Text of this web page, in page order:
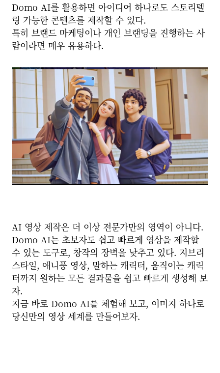
Domo AI를 활용하면 아이디어 하나로도 스토리텔
링 가능한 콘텐츠를 제작할 수 있다.
특히 브랜드 마케팅이나 개인 브랜딩을 진행하는 사
람이라면 매우 유용하다.
AI 영상 제작은 더 이상 전문가만의 영역이 아니다.
Domo AI는 초보자도 쉽고 빠르게 영상을 제작할
수 있는 도구로, 창작의 장벽을 낮추고 있다. 지브리
스타일, 애니풍 영상, 말하는 캐릭터, 움직이는 캐릭
터까지 원하는 모든 결과물을 쉽고 빠르게 생성해 보
자.
지금 바로 Domo AI를 체험해 보고, 이미지 하나로
당신만의 영상 세계를 만들어보자.